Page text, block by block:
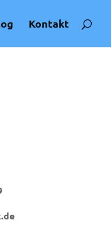
Kontakt